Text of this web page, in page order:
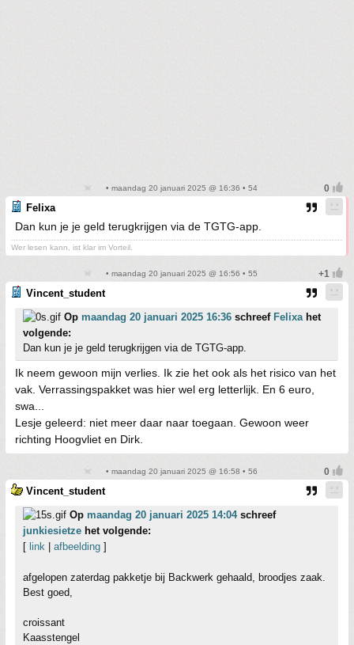
• maandag 20 januari 2025 @ 16:36 • 54
Felixa
Dan kun je je geld terugkrijgen via de TGTG-app.
Wer lesen kann, ist klar im Vorteil.
• maandag 20 januari 2025 @ 16:56 • 55
Vincent_student
Op maandag 20 januari 2025 16:36 schreef Felixahet
volgende:
Dan kun je je geld terugkrijgen via de TGTG-app.
Ik neem gewoon mijn verlies. Ik zie het ook als het risico van het
vak. Verrassingspakket was hier wel erg letterlijk. En 6 euro,
swa...
Lesje geleerd: niet meer daar naar toegaan. Gewoon weer
richting Hoogvliet en Dirk.
• maandag 20 januari 2025 @ 16:58 • 56
Vincent_student
Op maandag 20 januari 2025 14:04schreef
junkiesietze het volgende:
[ link afbeelding ]
afgelopen zaterdag pakketje bij Backwerk gehaald, broodjes zaak.
Best goed,
croissant
Kaasstengel